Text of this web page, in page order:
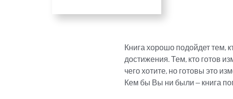
Книга хорошо подойдет тем,
достижения. Тем, кто готов
чего хотите, но готовы это
Кем бы Вы ни были – книга